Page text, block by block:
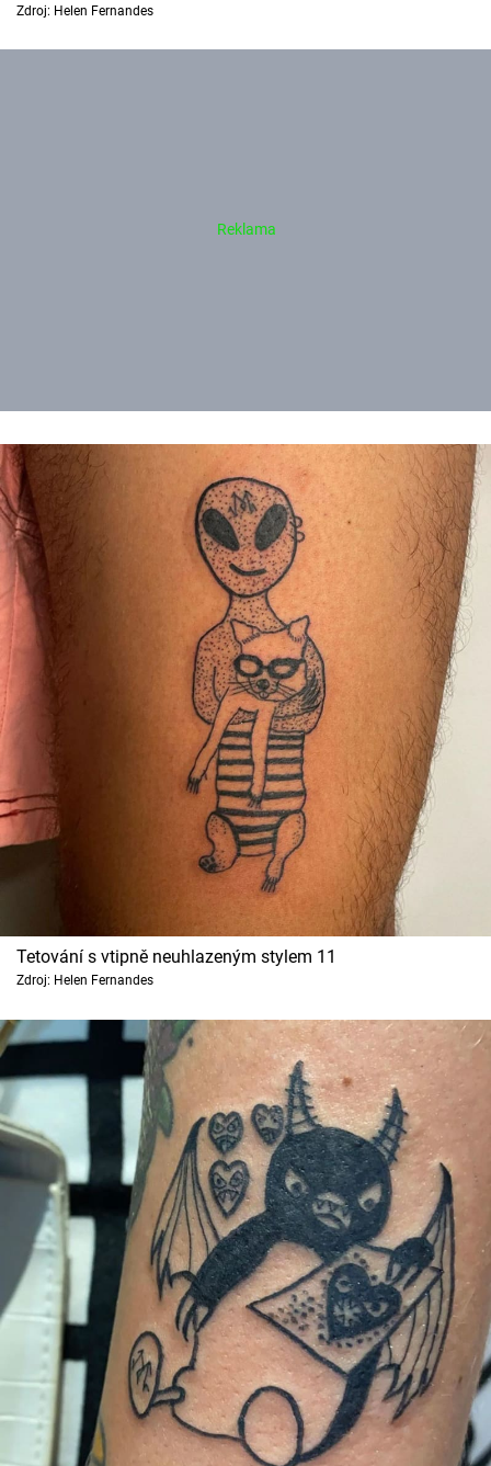
Zdroj: Helen Fernandes
Tetování s vtipně neuhlazeným stylem 11
Zdroj: Helen Fernandes